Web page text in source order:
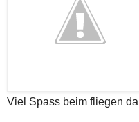
Viel Spass beim fliegen